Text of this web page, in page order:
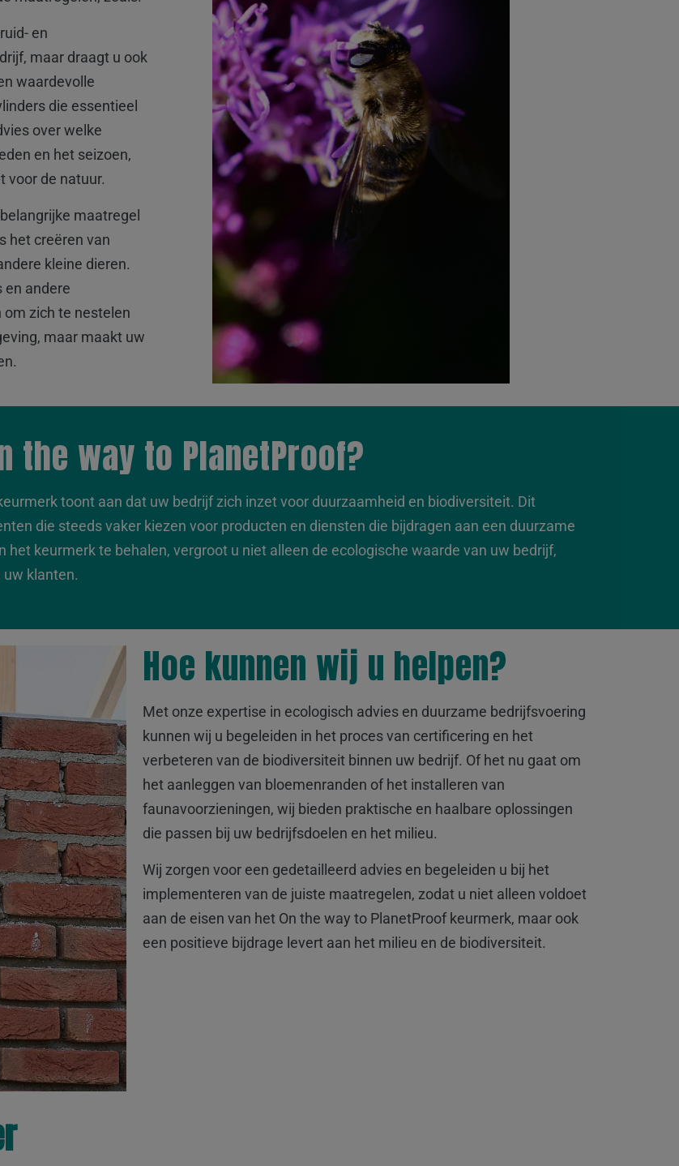
en
maar draagt u ook
waardevolle
die essentieel
over welke
en het seizoen,
voor de natuur.
maatregel
het creëren van
kleine dieren.
en andere
zich te nestelen
maar maakt uw
the way to PlanetProof?
toont aan dat uw bedrijf zich inzet voor duurzaamheid en biodiversiteit. Dit
die steeds vaker kiezen voor producten en diensten die bijdragen aan een duurzame
keurmerk te behalen, vergroot u niet alleen de ecologische waarde van uw bedrijf,
klanten.
Hoe kunnen wij u helpen?
Met onze expertise in ecologisch advies en duurzame bedrijfsvoering
kunnen wij u begeleiden in het proces van certificering en het
verbeteren van de biodiversiteit binnen uw bedrijf. Of het nu gaat om
het aanleggen van bloemenranden of het installeren van
faunavoorzieningen, wij bieden praktische en haalbare oplossingen
die passen bij uw bedrijfsdoelen en het milieu.
Wij zorgen voor een gedetailleerd advies en begeleiden u bij het
implementeren van de juiste maatregelen, zodat u niet alleen voldoet
aan de eisen van het On the way to PlanetProof keurmerk, maar ook
een positieve bijdrage levert aan het milieu en de biodiversiteit.